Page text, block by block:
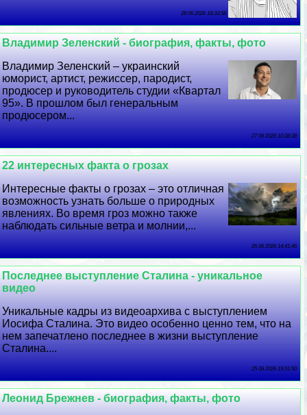
28 06 2026 18:33:58
Владимир Зеленский - биография, факты, фото
Владимир Зеленский – украинский
юморист, артист, режиссер, пародист,
продюсер и руководитель студии «Квартал
95». В прошлом был генеральным
продюсером...
27 06 2026 10:38:38
22 интересных факта о грозах
Интересные факты о грозах – это отличная
возможность узнать больше о природных
явлениях. Во время гроз можно также
наблюдать сильные ветра и молнии,...
26 06 2026 14:41:46
Последнее выступление Сталина - уникальное
видео
Уникальные кадры из видеоархива с выступлением
Иосифа Сталина. Это видео особенно ценно тем, что на
нем запечатлено последнее в жизни выступление
Сталина....
25 06 2026 19:51:50
Леонид Брежнев - биография, факты, фото